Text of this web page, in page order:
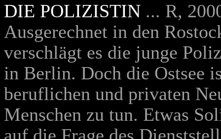
DIE POLIZISTIN ... R,
Ausgerechnet in den
verschlägt es die junge
in Berlin. Doch die Ostsee
beruflichen und privaten
Menschen zu tun. Etwas